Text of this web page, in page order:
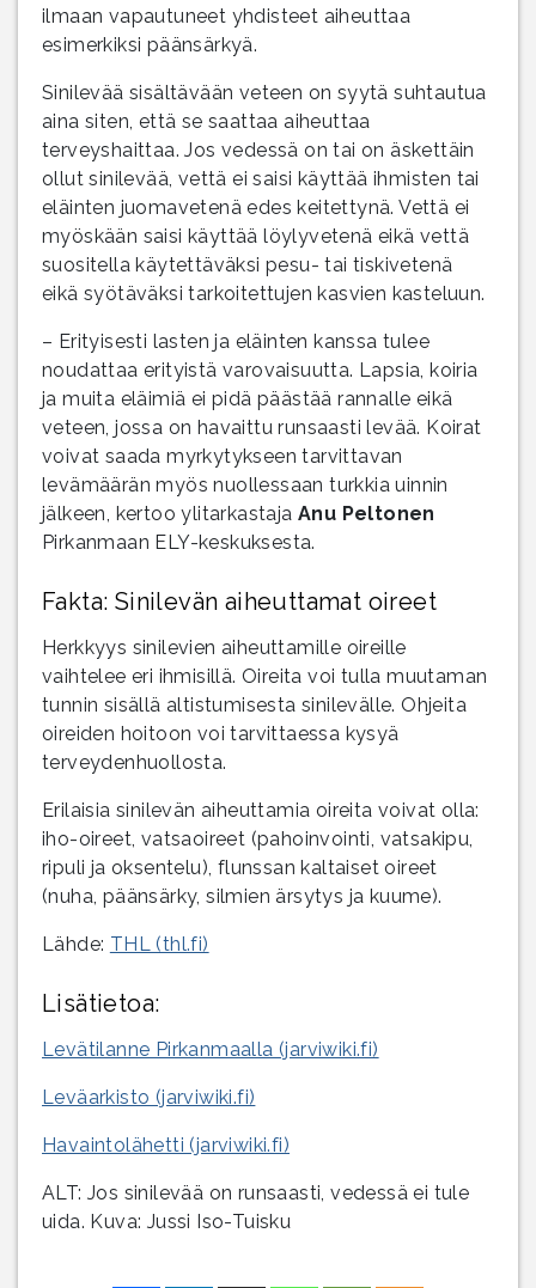
ilmaan vapautuneet yhdisteet aiheuttaa
esimerkiksi päänsärkyä.
Sinilevää sisältävään veteen on syytä suhtautua
aina siten, että se saattaa aiheuttaa
terveyshaittaa. Jos vedessä on tai on äskettäin
ollut sinilevää, vettä ei saisi käyttää ihmisten tai
eläinten juomavetenä edes keitettynä. Vettä ei
myöskään saisi käyttää löylyvetenä eikä vettä
suositella käytettäväksi pesu- tai tiskivetenä
eikä syötäväksi tarkoitettujen kasvien kasteluun.
– Erityisesti lasten ja eläinten kanssa tulee
noudattaa erityistä varovaisuutta. Lapsia, koiria
ja muita eläimiä ei pidä päästää rannalle eikä
veteen, jossa on havaittu runsaasti levää. Koirat
voivat saada myrkytykseen tarvittavan
levämäärän myös nuollessaan turkkia uinnin
jälkeen, kertoo ylitarkastaja Anu Peltonen
Pirkanmaan ELY-keskuksesta.
Fakta: Sinilevän aiheuttamat oireet
Herkkyys sinilevien aiheuttamille oireille
vaihtelee eri ihmisillä. Oireita voi tulla muutaman
tunnin sisällä altistumisesta sinilevälle. Ohjeita
oireiden hoitoon voi tarvittaessa kysyä
terveydenhuollosta.
Erilaisia sinilevän aiheuttamia oireita voivat olla:
iho-oireet, vatsaoireet (pahoinvointi, vatsakipu,
ripuli ja oksentelu), flunssan kaltaiset oireet
(nuha, päänsärky, silmien ärsytys ja kuume).
Lähde: THL (thl.fi)
Lisätietoa:
Levätilanne Pirkanmaalla (jarviwiki.fi)
Leväarkisto (jarviwiki.fi)
Havaintolähetti (jarviwiki.fi)
ALT: Jos sinilevää on runsaasti, vedessä ei tule
uida. Kuva: Jussi Iso-Tuisku